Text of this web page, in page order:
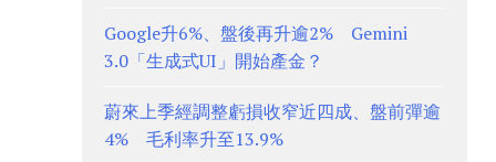
Google升6%、盤後再升逾2% Gemini
3.0「生成式UI」開始產金？
蔚來上季經調整虧損收窄近四成、盤前彈逾
4% 毛利率升至13.9%